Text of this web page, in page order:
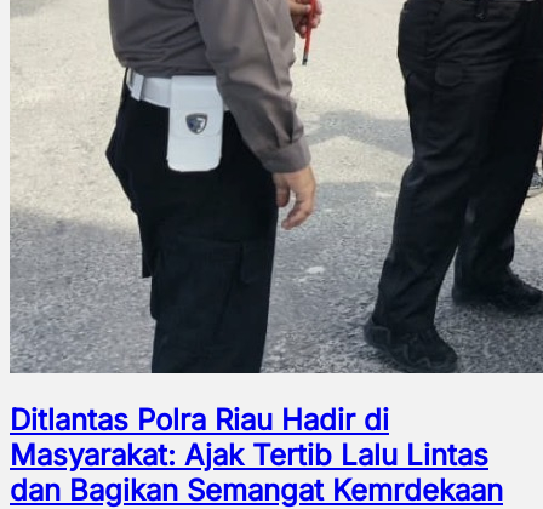
Ditlantas Polra Riau Hadir di
Masyarakat: Ajak Tertib Lalu Lintas
dan Bagikan Semangat Kemrdekaan